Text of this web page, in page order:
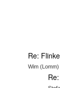
Re:
Wim